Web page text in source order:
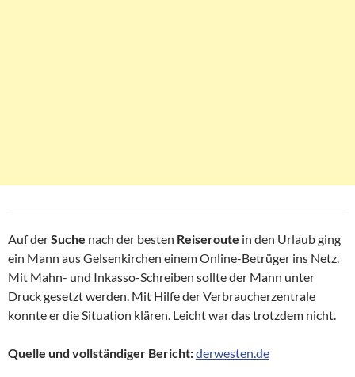
Auf derSuche nach der besten Reiseroute in den Urlaub ging
ein Mann aus Gelsenkirchen einem Online-Betrüger ins Netz.
Mit Mahn- und Inkasso-Schreiben sollte der Mann unter
Druck gesetzt werden. Mit Hilfe der Verbraucherzentrale
konnte er die Situation klären. Leicht war das trotzdem nicht.
Quelle und vollständiger Bericht:derwesten.de